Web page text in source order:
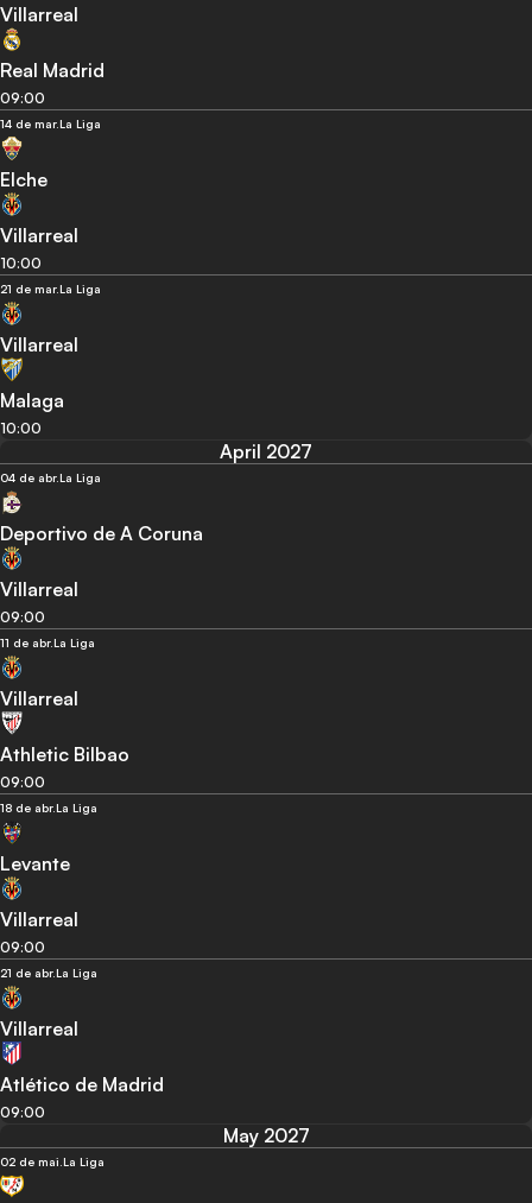
Villarreal
Real Madrid
09:00
14 de mar.La Liga
Elche
Villarreal
10:00
21 de mar.La Liga
Villarreal
Malaga
10:00
April 2027
04 de abr.La Liga
Deportivo de A Coruna
Villarreal
09:00
11 de abr.La Liga
Villarreal
Athletic Bilbao
09:00
18 de abr.La Liga
Levante
Villarreal
09:00
21 de abr.La Liga
Villarreal
Atlético de Madrid
09:00
May 2027
02 de mai. La Liga